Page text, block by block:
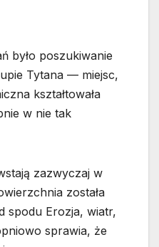
było poszukiwanie
Tytana — miejsc,
kształtowała
w nie tak
zazwyczaj w
została
spodu Erozja, wiatr,
sprawia, że